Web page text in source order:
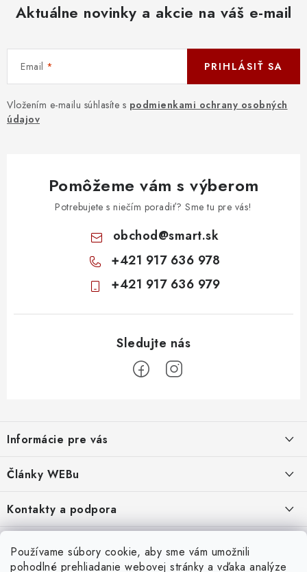
Používame súbory cookie, aby sme vám umožnili
pohodlné prehliadanie webovej stránky a vďaka analýze
Aktuálne novinky a akcie na váš e-mail
Email
Vložením e-mailu súhlasíte s podmienkami ochrany osobných
údajov
PRIHLÁSIŤ SA
Pomôžeme vám s výberom
Potrebujete s niečím poradiť? Sme tu pre vás!
obchod@smart.sk
+421 917 636 978
+421 917 636 979
p
ä
e
Informácie pre vás
Obchodné podmienky
Moja objednávka
Odstúpenie od zmluvy
Články WEBu
Dôležité oznamy
16.6.2026
Nákup na splátky
23.10.2022
Kontakty a podpora
2.8.2022
Servisné služby